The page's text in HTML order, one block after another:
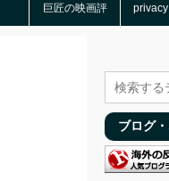
巨匠の映画評
ブログ